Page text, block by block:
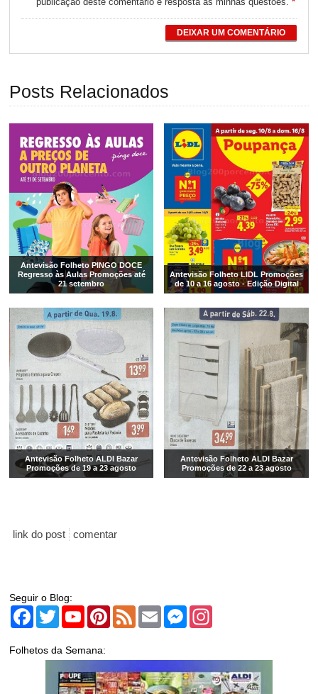
DEIXAR UM COMENTÁRIO
Posts Relacionados
Antevisão Folheto PINGO DOCE
Regresso às Aulas Promoções até
21 setembro
Antevisão Folheto LIDL Promoções
de 10 a 16 agosto - Edição Digital
Antevisão Folheto ALDI Bazar
Promoções de 19 a 23 agosto
Antevisão Folheto ALDI Bazar
Promoções de 22 a 23 agosto
link do post comentar
Seguir o Blog:
Facebook
TwitterYouTubePinterest
Feed Email Messenger
Folhetos da Semana: